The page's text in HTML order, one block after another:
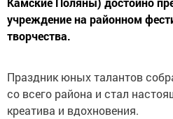
учреждение на районном
творчества.
Праздник юных талантов
со всего района и стал
креатива и вдохновения.